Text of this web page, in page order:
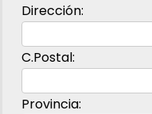
Dirección:
C.Postal:
Provincia: